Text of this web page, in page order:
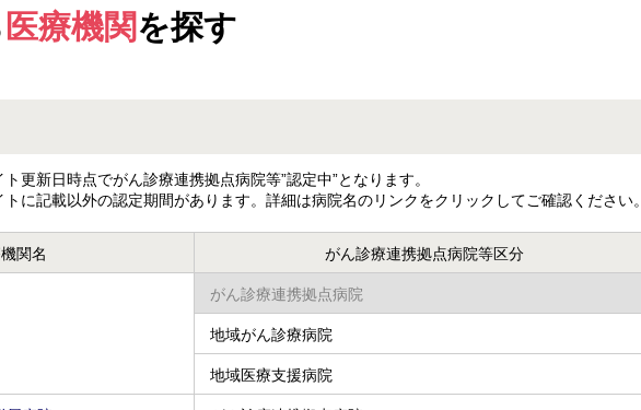
医療機関を探す
更新日時点でがん診療連携拠点病院等”認定中”となります。
に記載以外の認定期間があります。詳細は病院名のリンクをクリックしてご確認ください。
関名 がん診療連携拠点病院等区分
がん診療連携拠点病院
地域がん診療病院
地域医療支援病院